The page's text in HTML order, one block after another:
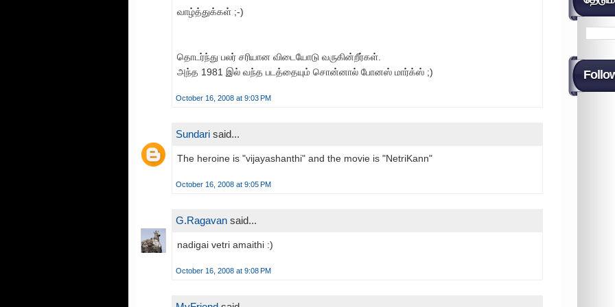
வாழ்த்துக்கள் ;-)
தொடர்ந்து பலர் சரியான விடையோடு வருகின்றீர்கள்.
அந்த 1981 இல் வந்த படத்தையும் சொன்னால் போனஸ் மார்க்ஸ் ;)
October 16, 2008 at 9:03 PM
Sundari said...
The heroine is "vijayashanthi" and the movie is "NetriKann"
October 16, 2008 at 9:05 PM
G.Ragavan said...
nadigai vetri amaithi :)
October 16, 2008 at 9:08 PM